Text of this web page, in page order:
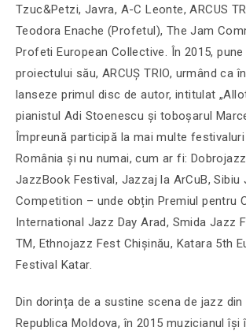
Tzuc&Petzi, Javra, A-C Leonte, ARCUS
Teodora Enache (Profetul), The Jam
Profeti European Collective. În 2015, pune
proiectului său, ARCUȘ TRIO, urmând ca
lanseze primul disc de autor, intitulat
pianistul Adi Stoenescu și toboșarul
Împreună participă la mai multe
România și nu numai, cum ar fi:
JazzBook Festival, Jazzaj la ArCuB, Sibiu
Competition – unde obțin Premiul pentru
International Jazz Day Arad, Smida Jazz
TM, Ethnojazz Fest Chișinău, Katara 5th
Festival Katar.
Din dorința de a sustine scena de jazz din
Republica Moldova, în 2015 muzicianul își